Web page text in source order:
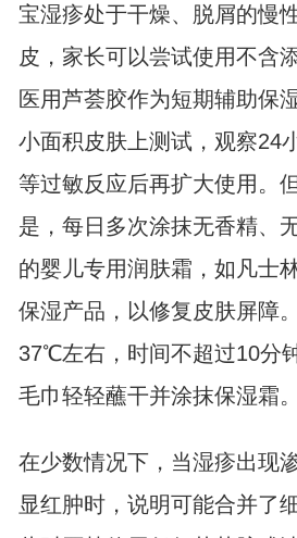
宝湿疹处于干燥、脱屑的慢
皮，家长可以尝试使用不含
医用芦荟胶作为短期辅助保
小面积皮肤上测试，观察24
等过敏反应后再扩大使用。
是，每日多次涂抹无香精、
的婴儿专用润肤霜，如凡士
保湿产品，以修复皮肤屏障
37℃左右，时间不超过10分
毛巾轻轻蘸干并涂抹保湿霜。
在少数情况下，当湿疹出现
显红肿时，说明可能合并了